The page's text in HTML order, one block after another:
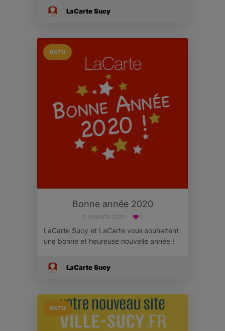
LaCarte Sucy
ACTU
Bonne année 2020
3 JANVIER 2020 1
LaCarte Sucy et LaCarte vous souhaitent
une bonne et heureuse nouvelle année !
LaCarte Sucy
ACTU